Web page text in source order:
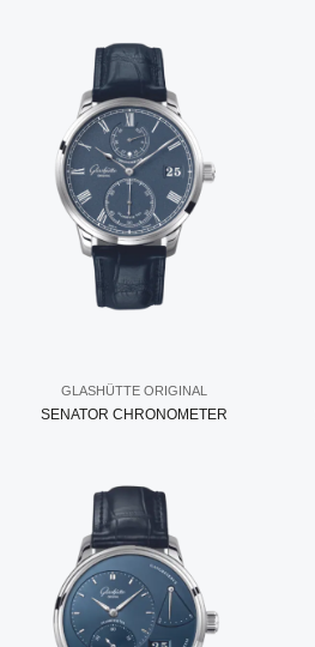
GLASHÜTTE ORIGINAL
SENATOR CHRONOMETER